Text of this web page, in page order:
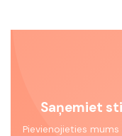
Saņemiet
Pievienojieties